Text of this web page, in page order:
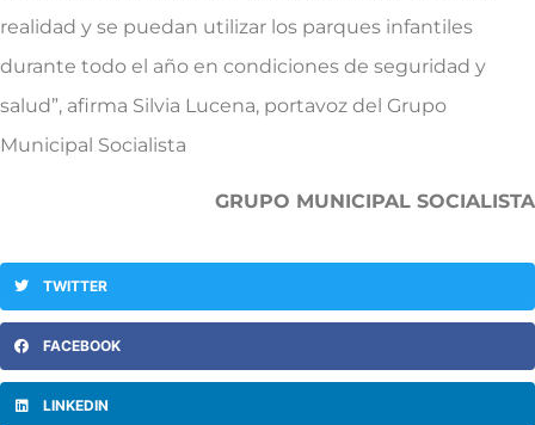
realidad y se puedan utilizar los parques infantiles
durante todo el año en condiciones de seguridad y
salud”, afirma Silvia Lucena, portavoz del Grupo
Municipal Socialista
GRUPO MUNICIPAL SOCIALISTA
TWITTER
FACEBOOK
LINKEDIN